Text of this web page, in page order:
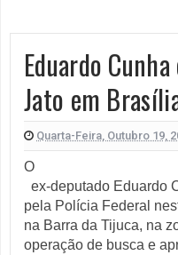
Eduardo
Jato em
Quarta-Feira, Outubro 19,
O
pela Polícia Federal
na Barra da Tijuca, na
operação de busca e